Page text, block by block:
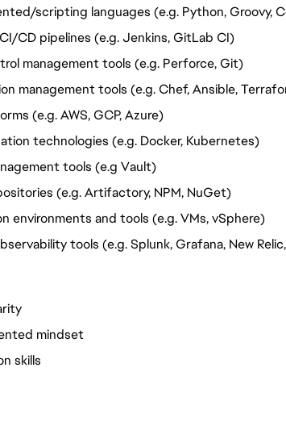
scripting languages (e.g. Python, Groovy,
CD pipelines (e.g. Jenkins, GitLab CI)
management tools (e.g. Perforce, Git)
management tools (e.g. Chef, Ansible,
(e.g. AWS, GCP, Azure)
technologies (e.g. Docker, Kubernetes)
tools (e.g Vault)
(e.g. Artifactory, NPM, NuGet)
environments and tools (e.g. VMs, vSphere)
tools (e.g. Splunk, Grafana, New
mindset
skills